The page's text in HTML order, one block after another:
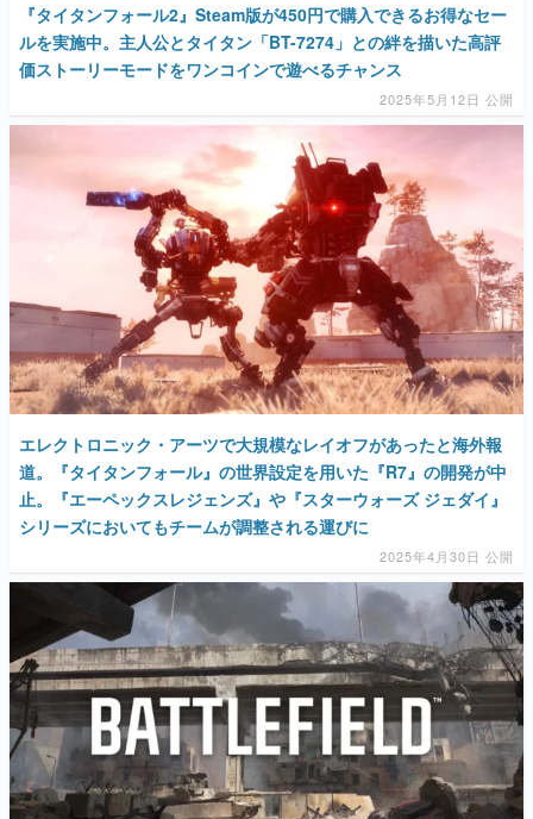
『タイタンフォール2』Steam版が450円で購入できるお得なセー
ルを実施中。主人公とタイタン「BT-7274」との絆を描いた高評
価ストーリーモードをワンコインで遊べるチャンス
2025年5月12日 公開
エレクトロニック・アーツで大規模なレイオフがあったと海外報
道。『タイタンフォール』の世界設定を用いた『R7』の開発が中
止。『エーペックスレジェンズ』や『スターウォーズ ジェダイ』
シリーズにおいてもチームが調整される運びに
2025年4月30日 公開